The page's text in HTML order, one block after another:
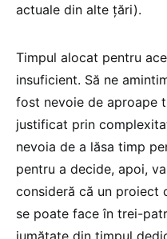
actuale din alte țări).
Timpul alocat pentru
insuficient. Să ne
fost nevoie de aproape
justificat prin
nevoia de a lăsa timp
pentru a decide, apoi,
consideră că un proiect
se poate face în trei-
jumătate din timpul